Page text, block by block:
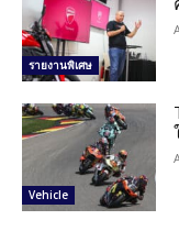
รายงานพิเศษ
Vehicle